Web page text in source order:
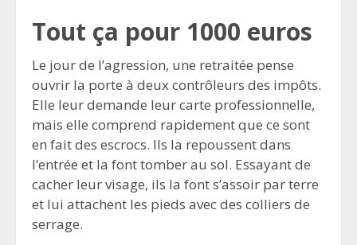
Tout ça pour 1000 euros
Le jour de l’agression, une retraitée pense
ouvrir la porte à deux contrôleurs des impôts.
Elle leur demande leur carte professionnelle,
mais elle comprend rapidement que ce sont
en fait des escrocs. Ils la repoussent dans
l’entrée et la font tomber au sol. Essayant de
cacher leur visage, ils la font s’assoir par terre
et lui attachent les pieds avec des colliers de
serrage.